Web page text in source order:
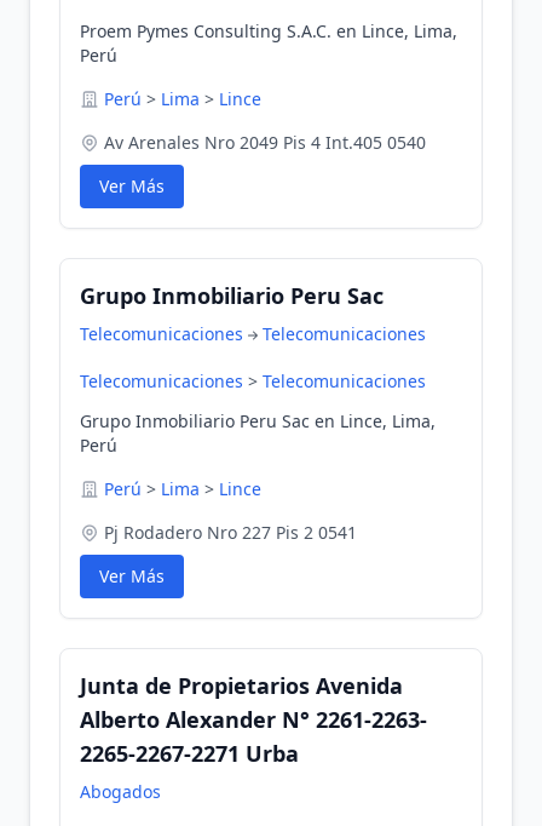
Proem Pymes Consulting S.A.C. en Lince, Lima,
Perú
Perú > Lima > Lince
Av Arenales Nro 2049 Pis 4 Int.405 0540
Ver Más
Grupo Inmobiliario Peru Sac
Telecomunicaciones Telecomunicaciones
Telecomunicaciones > Telecomunicaciones
Grupo Inmobiliario Peru Sac en Lince, Lima,
Perú
Perú > Lima > Lince
Pj Rodadero Nro 227 Pis 2 0541
Ver Más
Junta de Propietarios Avenida
Alberto Alexander N° 2261-2263-
2265-2267-2271 Urba
Abogados